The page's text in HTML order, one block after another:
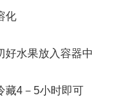
化
水果放入容器中
4－5小时即可